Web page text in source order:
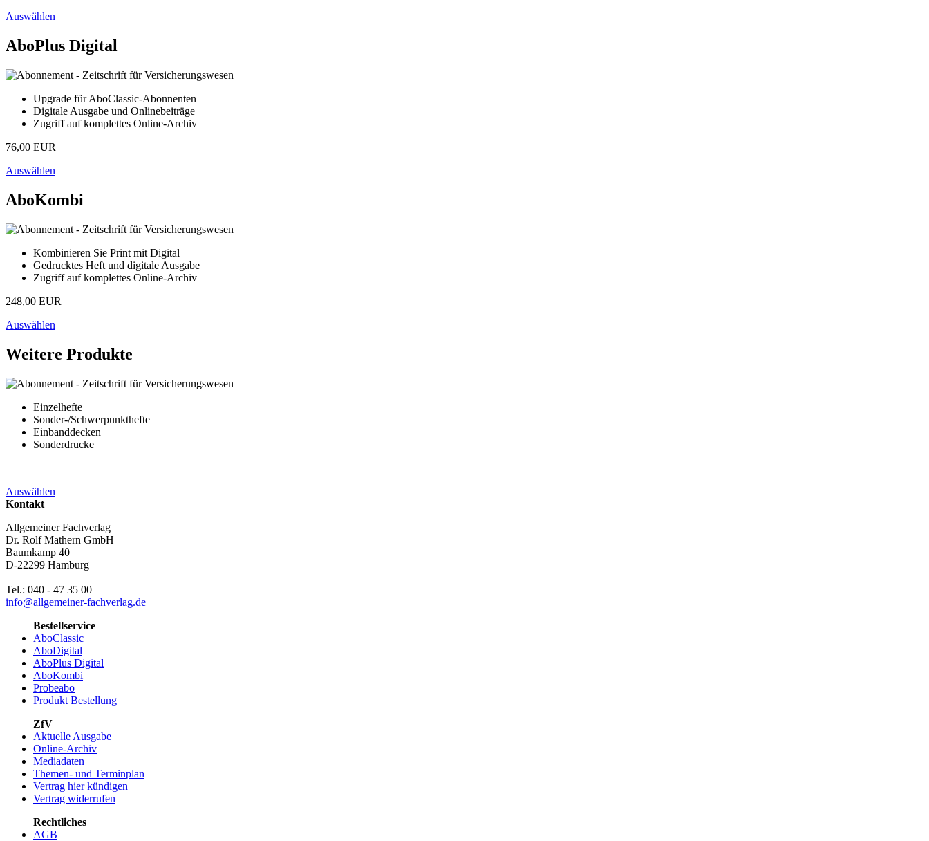
Auswählen
AboPlus Digital
Upgrade für AboClassic-Abonnenten
Digitale Ausgabe und Onlinebeiträge
Zugriff auf komplettes Online-Archiv
76,00 EUR
Auswählen
AboKombi
Kombinieren Sie Print mit Digital
Gedrucktes Heft und digitale Ausgabe
Zugriff auf komplettes Online-Archiv
248,00 EUR
Auswählen
Weitere Produkte
Einzelhefte
Sonder-/Schwerpunkthefte
Einbanddecken
Sonderdrucke
Auswählen
Kontakt
Allgemeiner Fachverlag
Dr. Rolf Mathern GmbH
Baumkamp 40
D-22299 Hamburg
Tel.: 040 - 47 35 00
info@allgemeiner-fachverlag.de
Bestellservice
AboClassic
AboDigital
AboPlus Digital
AboKombi
Probeabo
Produkt Bestellung
ZfV
Aktuelle Ausgabe
Online-Archiv
Mediadaten
Themen- und Terminplan
Vertrag hier kündigen
Vertrag widerrufen
Rechtliches
AGB